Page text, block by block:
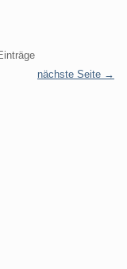
nächste Seite →